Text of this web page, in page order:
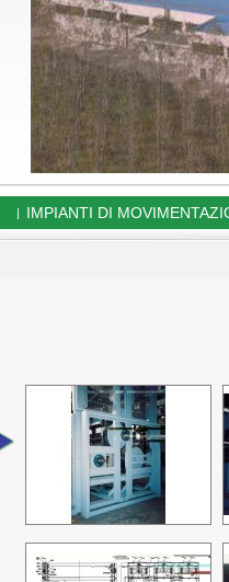
| IMPIANTI DI